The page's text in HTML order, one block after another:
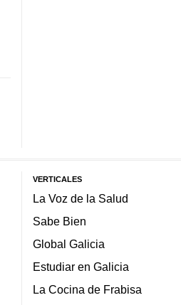
VERTICALES
La Voz de la Salud
Sabe Bien
Global Galicia
Estudiar en Galicia
La Cocina de Frabisa